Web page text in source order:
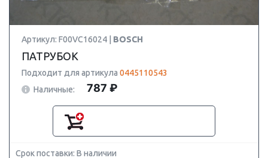
Артикул: F00VC16024 | BOSCH
ПАТРУБОК
Подходит для артикула 0445110543
Наличные:
787 ₽
Срок поставки: В наличии